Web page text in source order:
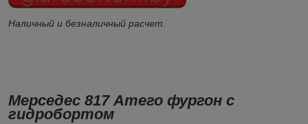
Наличный и безналичный расчет.
Мерседес 817 Атего фургон с
гидробортом